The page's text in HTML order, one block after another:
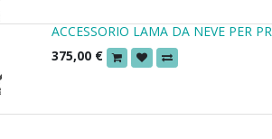
ACCESSORIO LAMA DA NEVE PER
375,00 €